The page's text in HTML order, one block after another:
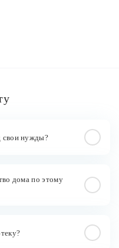
свои нужды?
дома по этому